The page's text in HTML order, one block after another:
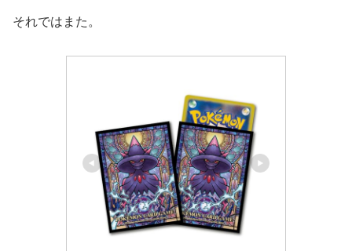
それではまた。